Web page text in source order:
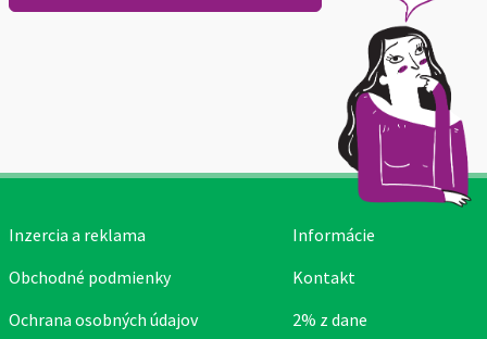
Inzercia a reklama
Obchodné podmienky
Ochrana osobných údajov
Informácie
Kontakt
2% z dane